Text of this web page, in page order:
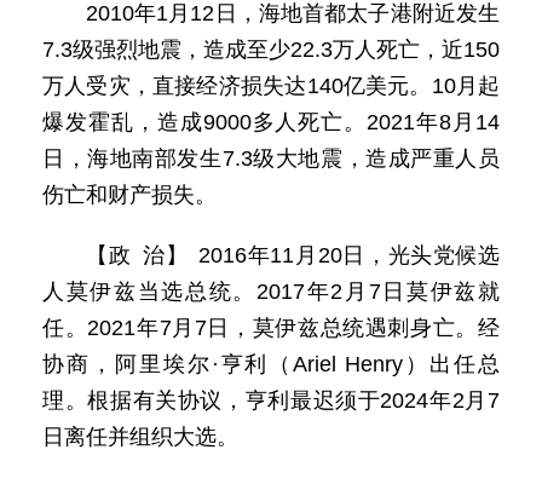
2010年1月12日，海地首都太子港附近发生
7.3级强烈地震，造成至少22.3万人死亡，近150
万人受灾，直接经济损失达140亿美元。10月起
爆发霍乱，造成9000多人死亡。2021年8月14
日，海地南部发生7.3级大地震，造成严重人员
伤亡和财产损失。
【政 治】 2016年11月20日，光头党候选
人莫伊兹当选总统。2017年2月7日莫伊兹就
任。2021年7月7日，莫伊兹总统遇刺身亡。经
协商，阿里埃尔·亨利（Ariel Henry）出任总
理。根据有关协议，亨利最迟须于2024年2月7
日离任并组织大选。